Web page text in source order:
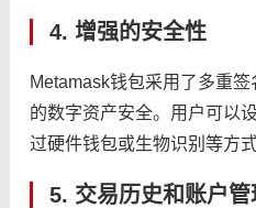
4. 增强的安全性
Metamask钱包采用了多重
的数字资产安全。用户可以
过硬件钱包或生物识别等方
5. 交易历史和账户管